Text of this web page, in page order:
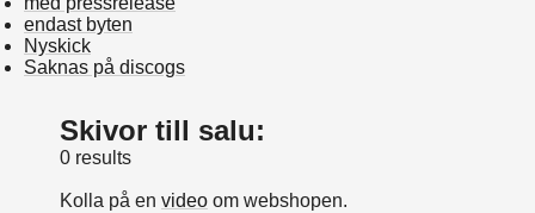
endast byten
Nyskick
Saknas på discogs
Skivor till salu:
0 results
Kolla på en video om webshopen.